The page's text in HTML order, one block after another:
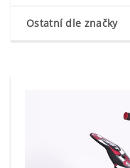
Ostatní dle značky